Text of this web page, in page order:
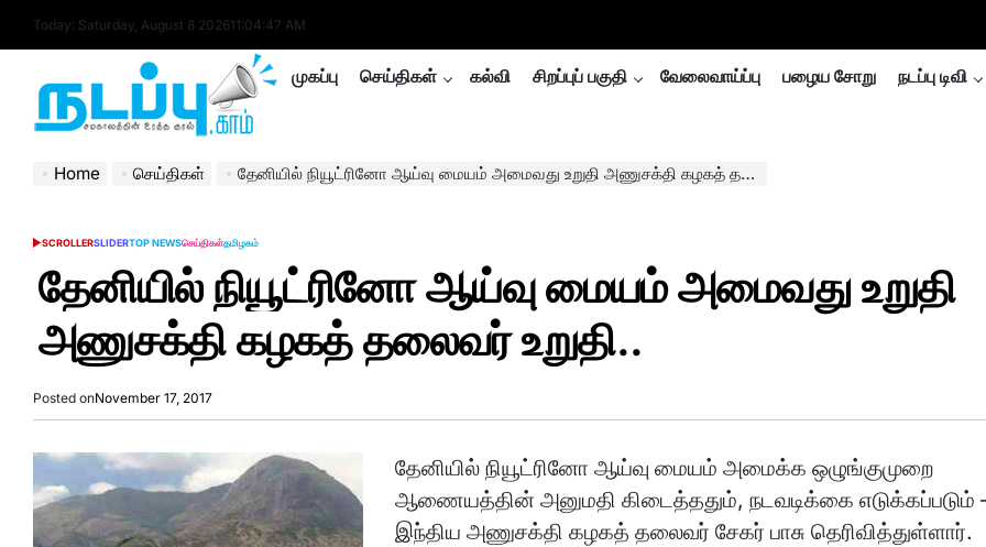
Today: Saturday, August 8 202611:04:47 AM
nadappu.com
முகப்பு செய்திகள் கல்வி சிறப்புப் பகுதி வேலைவாய்ப்பு பழைய சோறு நடப்பு டிவி
Home செய்திகள் தேனியில் நியூட்ரினோ ஆய்வு மையம் அமைவது உறுதி அணுசக்தி கழகத் தலைவர் உறுதி..
POSTED
SCROLLERSLIDERTOP NEWSசெய்திகள்தமிழகம்
தேனியில் நியூட்ரினோ ஆய்வு மையம் அமைவது உறுதி
அணுசக்தி கழகத் தலைவர் உறுதி..
Posted onNovember 17, 2017
தேனியில் நியூட்ரினோ ஆய்வு மையம் அமைக்க ஒழுங்குமுறை
ஆணையத்தின் அனுமதி கிடைத்ததும், நடவடிக்கை எடுக்கப்படும்
இந்திய அணுசக்தி கழகத் தலைவர் சேகர் பாசு தெரிவித்துள்ளார்.